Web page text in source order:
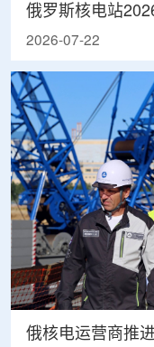
俄罗斯核电站
2026-07-22
俄核电运营商推